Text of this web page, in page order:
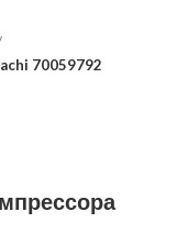
70059792